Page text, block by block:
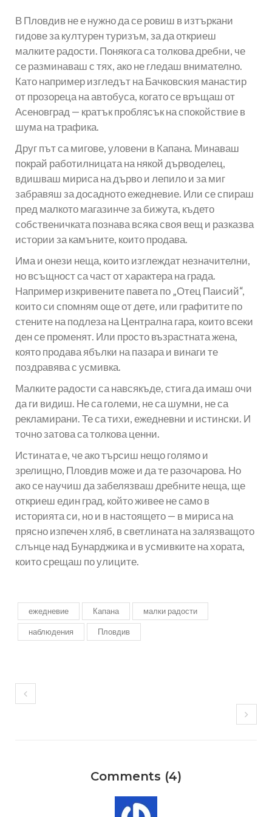
В Пловдив не е нужно да се ровиш в изтъркани
гидове за културен туризъм, за да откриеш
малките радости. Понякога са толкова дребни, че
се разминаваш с тях, ако не гледаш внимателно.
Като например изгледът на Бачковския манастир
от прозореца на автобуса, когато се връщаш от
Асеновград — кратък проблясък на спокойствие в
шума на трафика.
Друг път са мигове, уловени в Капана. Минаваш
покрай работилницата на някой дърводелец,
вдишваш мириса на дърво и лепило и за миг
забравяш за досадното ежедневие. Или се спираш
пред малкото магазинче за бижута, където
собственичката познава всяка своя вещ и разказва
истории за камъните, които продава.
Има и онези неща, които изглеждат незначителни,
но всъщност са част от характера на града.
Например изкривените павета по „Отец Паисий“,
които си спомням още от дете, или графитите по
стените на подлеза на Централна гара, които всеки
ден се променят. Или просто възрастната жена,
която продава ябълки на пазара и винаги те
поздравява с усмивка.
Малките радости са навсякъде, стига да имаш очи
да ги видиш. Не са големи, не са шумни, не са
рекламирани. Те са тихи, ежедневни и истински. И
точно затова са толкова ценни.
Истината е, че ако търсиш нещо голямо и
зрелищно, Пловдив може и да те разочарова. Но
ако се научиш да забелязваш дребните неща, ще
откриеш един град, който живее не само в
историята си, но и в настоящето — в мириса на
прясно изпечен хляб, в светлината на залязващото
слънце над Бунарджика и в усмивките на хората,
които срещаш по улиците.
ежедневие Капана малки радости
наблюдения Пловдив
Comments (4)